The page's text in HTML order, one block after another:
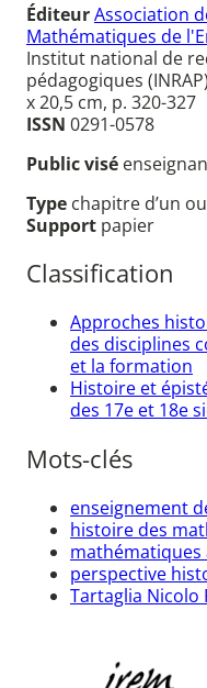
ÉditeurAssociation
Mathématiques de
Institut national de
pédagogiques
x 20,5 cm, p. 320-327
ISSN 0291-0578
Public visé
Type chapitre d’un
Support papier
Classification
Approches
des disciplines
et la formation
Histoire et
des 17e et 18e
Mots-clés
enseignement
histoire des
mathématiques
perspective
Tartaglia Nicolo